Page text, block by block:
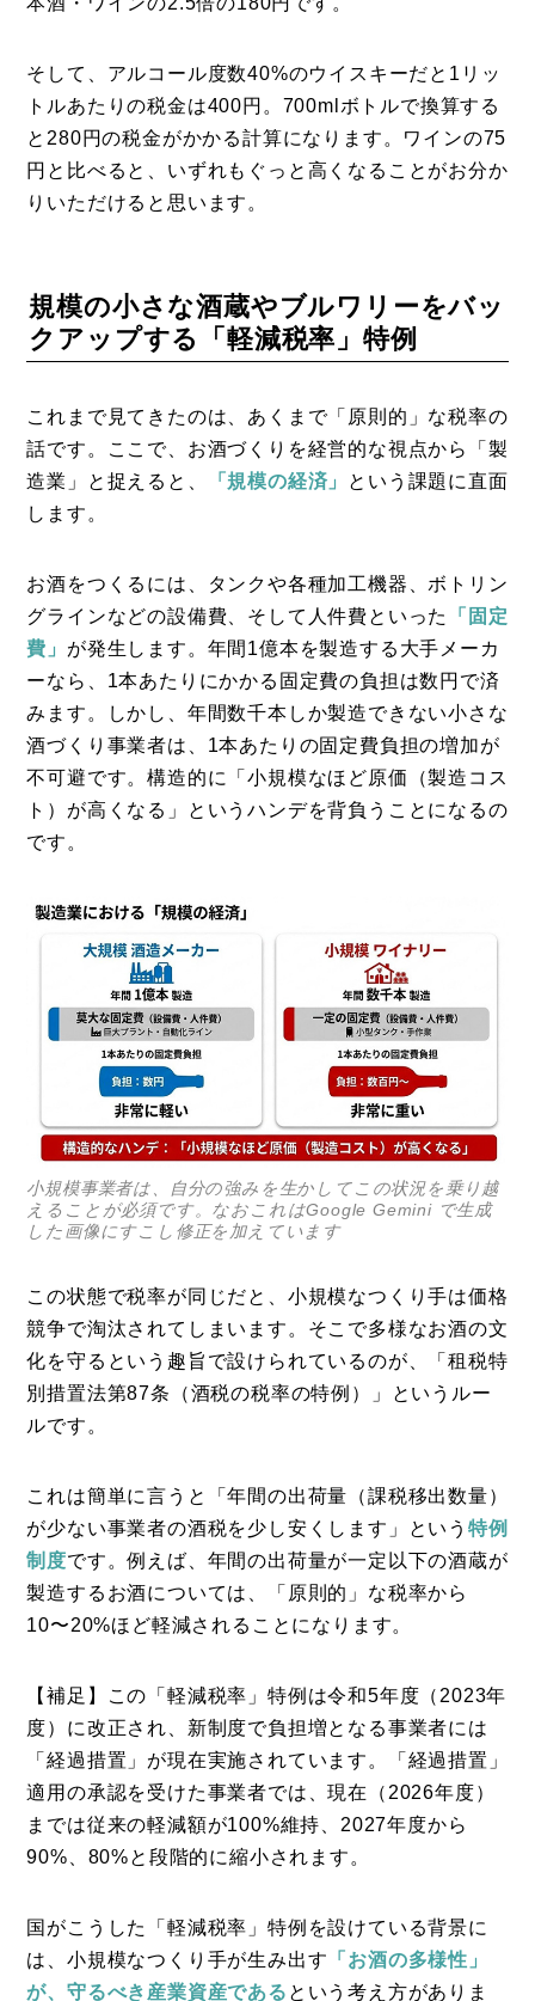
そして、アルコール度数40%のウイスキーだと1リッ
トルあたりの税金は400円。700mlボトルで換算する
と280円の税金がかかる計算になります。ワインの75
円と比べると、いずれもぐっと高くなることがお分か
りいただけると思います。
規模の小さな酒蔵やブルワリーをバッ
クアップする「軽減税率」特例
これまで見てきたのは、あくまで「原則的」な税率の
話です。ここで、お酒づくりを経営的な視点から「製
造業」と捉えると、
「規模の経済」
という課題に直面
します。
お酒をつくるには、タンクや各種加工機器、ボトリン
グラインなどの設備費、そして人件費といった
「固定
費」 が発生します。年間1億本を製造する大手メーカ
ーなら、1本あたりにかかる固定費の負担は数円で済
みます。しかし、年間数千本しか製造できない小さな
酒づくり事業者は、1本あたりの固定費負担の増加が
不可避です。構造的に「小規模なほど原価（製造コス
ト）が高くなる」というハンデを背負うことになるの
です。
小規模事業者は、自分の強みを生かしてこの状況を乗り越
えることが必須です。なおこれはGoogle Gemini で生成
した画像にすこし修正を加えています
この状態で税率が同じだと、小規模なつくり手は価格
競争で淘汰されてしまいます。そこで多様なお酒の文
化を守るという趣旨で設けられているのが、「租税特
別措置法第87条（酒税の税率の特例）」というルー
ルです。
これは簡単に言うと「年間の出荷量（課税移出数量）
が少ない事業者の酒税を少し安くします」という 特例
制度です。例えば、年間の出荷量が一定以下の酒蔵が
製造するお酒については、「原則的」な税率から
10〜20%ほど軽減されることになります。
【補足】この「軽減税率」特例は令和5年度（2023年
度）に改正され、新制度で負担増となる事業者には
「経過措置」が現在実施されています。「経過措置」
適用の承認を受けた事業者では、現在（2026年度）
までは従来の軽減額が100%維持、2027年度から
90%、80%と段階的に縮小されます。
国がこうした「軽減税率」特例を設けている背景に
は、小規模なつくり手が生み出す 「お酒の多様性」
が、守るべき産業資産である という考え方がありま